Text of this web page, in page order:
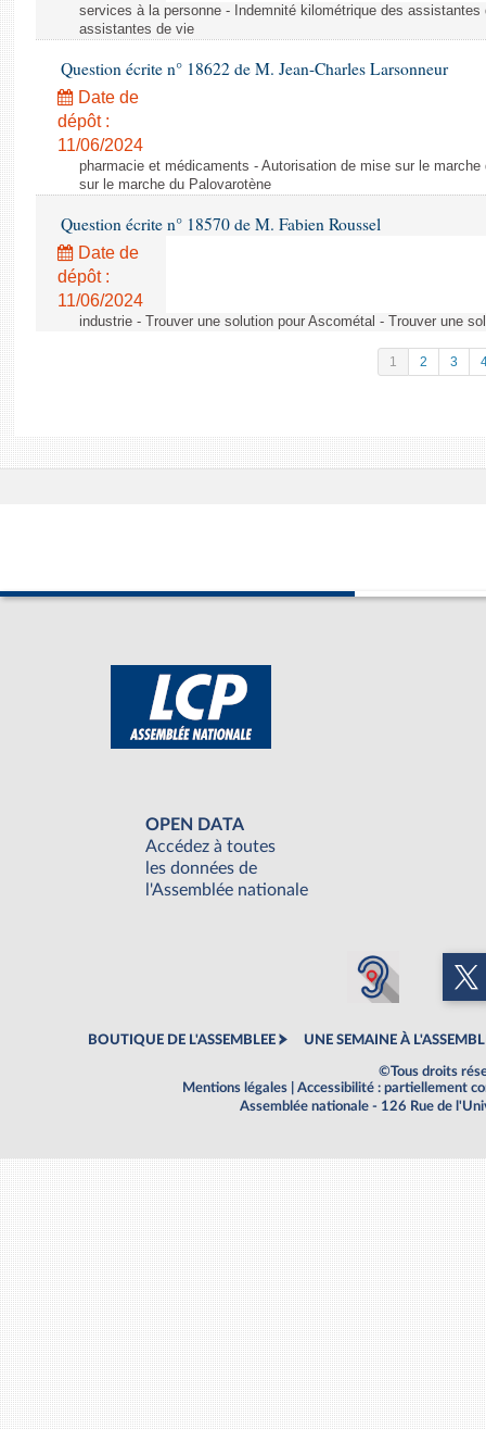
services à la personne - Indemnité kilométrique des
assistantes de vie
Question écrite n° 18622 de M. Jean-Charles Larsonneur
Date de
dépôt :
11/06/2024
pharmacie et médicaments - Autorisation de mise sur le
sur le marche du Palovarotène
Question écrite n° 18570 de M. Fabien Roussel
Date de
dépôt :
11/06/2024
industrie - Trouver une solution pour Ascométal - Trouver une
1 2 3
OPEN DATA
Accédez à toutes
les données de
l'Assemblée nationale
BOUTIQUE DE L'ASSEMBLEE UNE SEMAINE À
©Tous droits
Mentions légales
Accessibilité : partiellement
Assemblée nationale - 126 Rue de